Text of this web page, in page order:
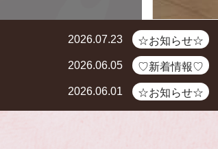
2026.07.23 ☆お知らせ☆
2026.06.05 ♡新着情報♡
2026.06.01 ☆お知らせ☆